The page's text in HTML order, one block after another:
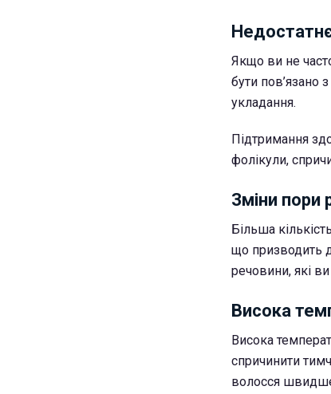
Якщо ви не
бути пов’язано
укладання.
Підтримання
фолікули,
Зміни пори
Більша
що призводить
речовини, які
Висока
Висока
спричинити
волосся